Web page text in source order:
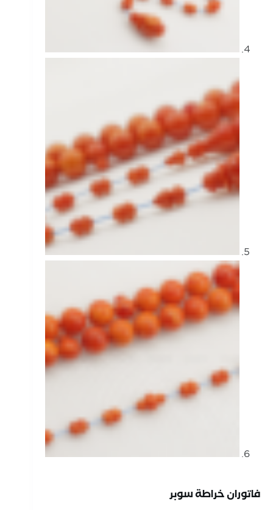
فاتوران خراطة سوبر